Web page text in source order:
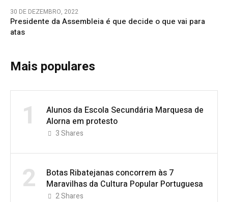
30 DE DEZEMBRO, 2022
Presidente da Assembleia é que decide o que vai para
atas
Mais populares
1
Alunos da Escola Secundária Marquesa de
Alorna em protesto
3Shares
2
Botas Ribatejanas concorrem às 7
Maravilhas da Cultura Popular Portuguesa
2Shares